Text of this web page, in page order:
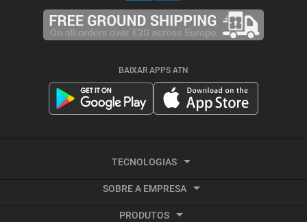
BAIXAR APPS ATN
TECNOLOGIAS
SOBRE A EMPRESA
PRODUTOS